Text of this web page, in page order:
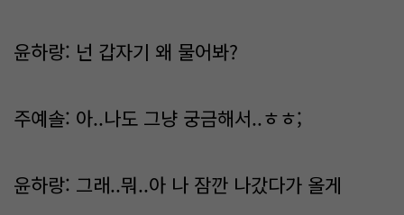
윤하랑: 넌 갑자기 왜 물어봐?
주예솔: 아..나도 그냥 궁금해서..ㅎㅎ;
윤하랑: 그래..뭐..아 나 잠깐 나갔다가 올게